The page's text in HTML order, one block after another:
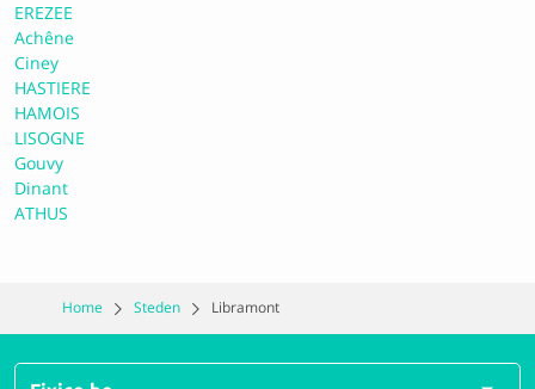
EREZEE
Achêne
Ciney
HASTIERE
HAMOIS
LISOGNE
Gouvy
Dinant
ATHUS
Home Steden Libramont